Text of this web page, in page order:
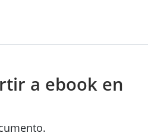
a ebook en